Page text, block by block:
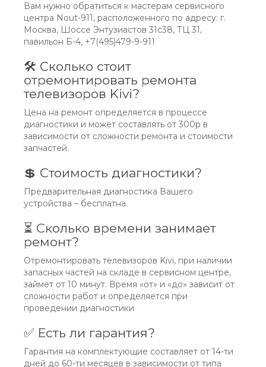
Вам нужно обратиться к мастерам сервисного
центра Nout-911, расположенного по адресу: г.
Москва, Шоссе Энтузиастов 31с38, ТЦ 31,
павильон Б-4, +7(495)479-9-911
🛠 Сколько стоит
отремонтировать ремонта
телевизоров Kivi?
Цена на ремонт определяется в процессе
диагностики и может составлять от 300р в
зависимости от сложности ремонта и стоимости
запчастей.
💲 Стоимость диагностики?
Предварительная диагностика Вашего
устройства – бесплатна.
⏳ Сколько времени занимает
ремонт?
Отремонтировать телевизоров Kivi, при наличии
запасных частей на складе в сервисном центре,
займет от 10 минут. Время «от» и «до» зависит от
сложности работ и определяется при
проведении диагностики
✅ Есть ли гарантия?
Гарантия на комплектующие составляет от 14-ти
дней до 60-ти месяцев в зависимости от типа